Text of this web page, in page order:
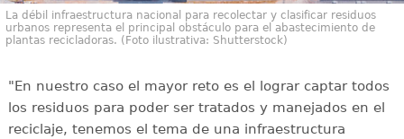
La débil infraestructura nacional para recolectar y clasificar residuos
urbanos representa el principal obstáculo para el abastecimiento de
plantas recicladoras. (Foto ilustrativa: Shutterstock)
"En nuestro caso el mayor reto es el lograr captar todos
los residuos para poder ser tratados y manejados en el
reciclaje, tenemos el tema de una infraestructura